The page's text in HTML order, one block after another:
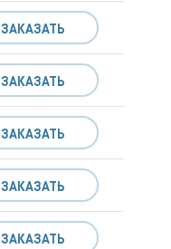
ЗАКАЗАТЬ
ЗАКАЗАТЬ
ЗАКАЗАТЬ
ЗАКАЗАТЬ
ЗАКАЗАТЬ